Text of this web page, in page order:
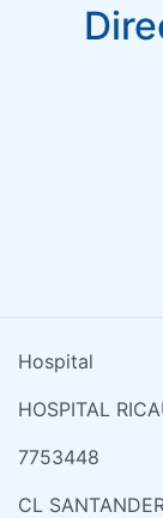
Hospital
HOSPITAL
7753448
CL